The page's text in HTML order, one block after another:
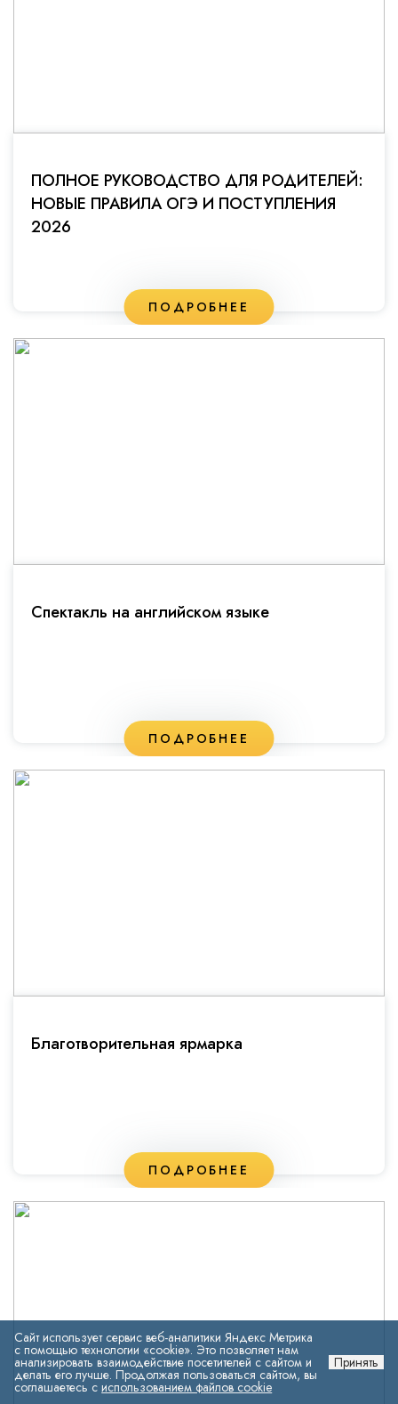
ПОЛНОЕ РУКОВОДСТВО ДЛЯ РОДИТЕЛЕЙ:
НОВЫЕ ПРАВИЛА ОГЭ И ПОСТУПЛЕНИЯ
2026
ПОДРОБНЕЕ
Спектакль на английском языке
ПОДРОБНЕЕ
Благотворительная ярмарка
ПОДРОБНЕЕ
Сайт использует сервис веб-аналитики Яндекс Метрика
с помощью технологии «cookie». Это позволяет нам
анализировать взаимодействие посетителей с сайтом и
делать его лучше. Продолжая пользоваться сайтом, вы
соглашаетесь сиспользованием файлов cookie
Принять